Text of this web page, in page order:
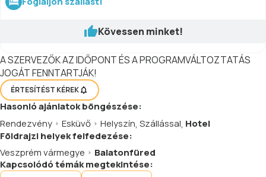
Kövessen minket!
A SZERVEZŐK AZ IDŐPONT ÉS A PROGRAMVÁLTOZTATÁS
JOGÁT FENNTARTJÁK!
ÉRTESÍTÉST KÉREK
Hasonlóajánlatokböngészése:
Rendezvény
Esküvő Helyszín, Szállással, Hotel
Földrajzi helyek felfedezése:
Veszprém vármegye
Balatonfüred
Kapcsolódó témák megtekintése: